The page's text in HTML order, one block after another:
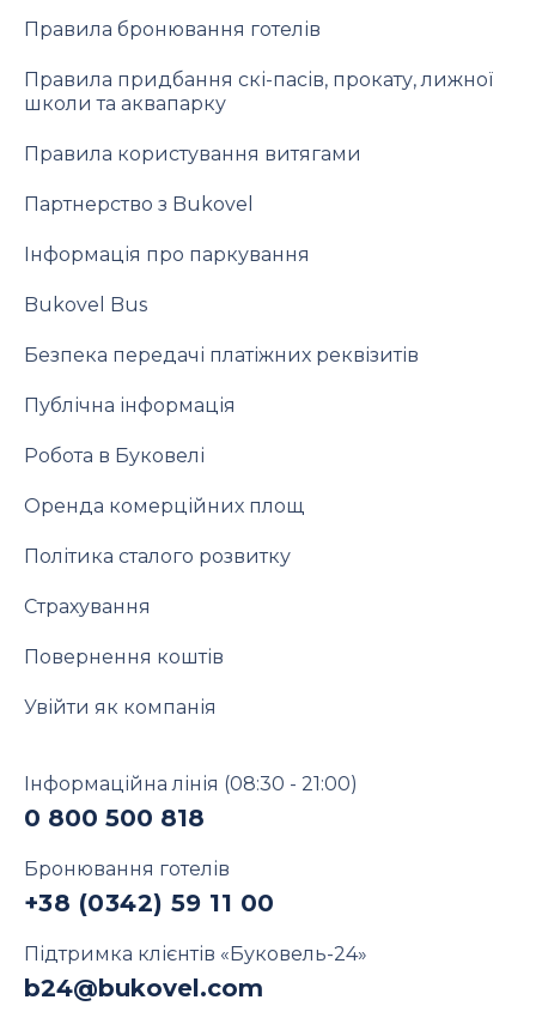
Правила бронювання готелів
Правила придбання скі-пасів, прокату, лижної
школи та аквапарку
Правила користування витягами
Партнерство з Bukovel
Інформація про паркування
Bukovel Bus
Безпека передачі платіжних реквізитів
Публічна інформація
Робота в Буковелі
Оренда комерційних площ
Політика сталого розвитку
Страхування
Повернення коштів
Увійти як компанія
Інформаційна лінія (08:30 - 21:00)
0 800 500 818
Бронювання готелів
+38 (0342) 59 11 00
Підтримка клієнтів «Буковель-24»
b24@bukovel.com